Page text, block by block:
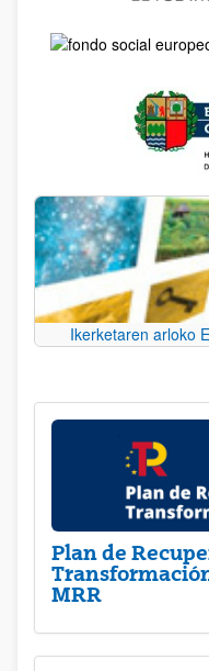
Ikerketaren arloko
Plan de
MRR